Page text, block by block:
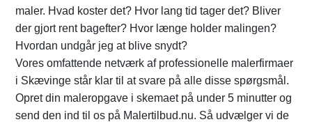
maler. Hvad koster det? Hvor lang tid tager det? Bliver
der gjort rent bagefter? Hvor længe holder malingen?
Hvordan undgår jeg at blive snydt?
Vores omfattende netværk af professionelle malerfirmaer
i Skævinge står klar til at svare på alle disse spørgsmål.
Opret din maleropgave i skemaet på under 5 minutter og
send den ind til os på Malertilbud.nu. Så udvælger vi de